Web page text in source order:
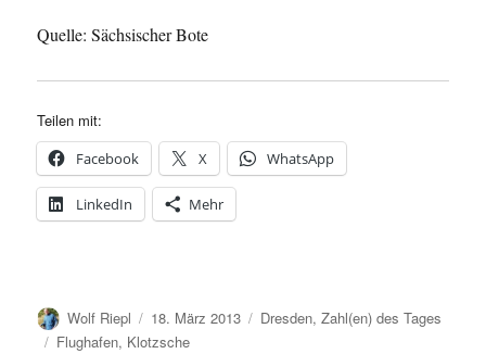
Quelle: Sächsischer Bote
Teilen mit:
Facebook X WhatsApp
LinkedIn Mehr
Autor
Wolf Riepl
Veröffentlicht
am
18. März 2013 Kategorien
Dresden,Zahl(en) des Tages
Schlagwörter
Flughafen, Klotzsche